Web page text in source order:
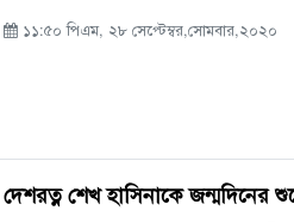
১১:৫০ পিএম, ২৮ সেপ্টেম্বর,সোমবার,২০২০
দেশরত্ন শেখ হাসিনাকে জন্মদিনের